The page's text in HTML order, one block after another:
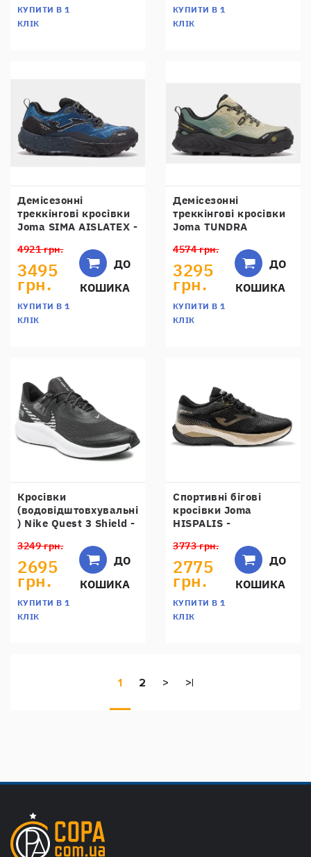
КУПИТИ В 1
КЛІК
КУПИТИ В 1
КЛІК
Демісезонні
треккінгові кросівки
Joma SIMA AISLATEX -
4921 грн.
3495
грн.
КУПИТИ В 1
КЛІК
ДО
КОШИКА
Демісезонні
треккінгові кросівки
Joma TUNDRA
TKTUXW2523
4574 грн.
3295
грн.
КУПИТИ В 1
КЛІК
ДО
КОШИКА
Кросівки
(водовідштовхувальні
) Nike Quest 3 Shield -
3249 грн.
2695
грн.
КУПИТИ В 1
КЛІК
ДО
КОШИКА
Спортивні бігові
кросівки Joma
HISPALIS -
3773 грн.
2775
грн.
КУПИТИ В 1
КЛІК
ДО
КОШИКА
1 2 > >|